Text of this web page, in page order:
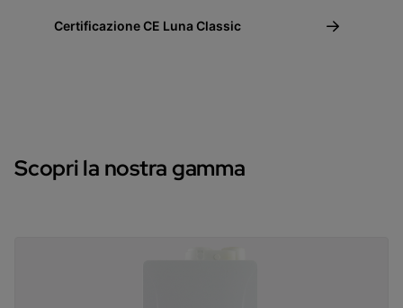
Certificazione CE Luna Classic
Scopri la nostra gamma